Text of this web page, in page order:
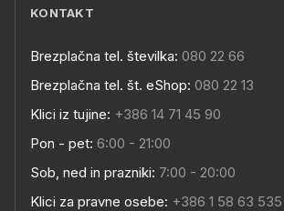
KONTAKT
Brezplačna tel. številka: 080 22 66
Brezplačna tel. št. eShop: 080 22 13
Klici iz tujine: +386 14 71 45 90
Pon - pet: 6:00 - 21:00
Sob, ned in prazniki: 7:00 - 20:00
Klici za pravne osebe: +386 1 58 63 535